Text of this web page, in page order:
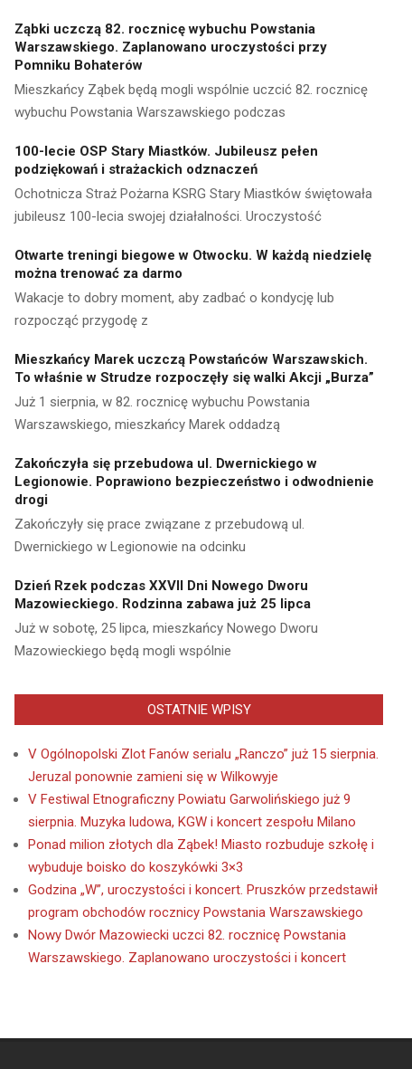
Ząbki uczczą 82. rocznicę wybuchu Powstania
Warszawskiego. Zaplanowano uroczystości przy
Pomniku Bohaterów
Mieszkańcy Ząbek będą mogli wspólnie uczcić 82. rocznicę
wybuchu Powstania Warszawskiego podczas
100-lecie OSP Stary Miastków. Jubileusz pełen
podziękowań i strażackich odznaczeń
Ochotnicza Straż Pożarna KSRG Stary Miastków świętowała
jubileusz 100-lecia swojej działalności. Uroczystość
Otwarte treningi biegowe w Otwocku. W każdą niedzielę
można trenować za darmo
Wakacje to dobry moment, aby zadbać o kondycję lub
rozpocząć przygodę z
Mieszkańcy Marek uczczą Powstańców Warszawskich.
To właśnie w Strudze rozpoczęły się walki Akcji „Burza”
Już 1 sierpnia, w 82. rocznicę wybuchu Powstania
Warszawskiego, mieszkańcy Marek oddadzą
Zakończyła się przebudowa ul. Dwernickiego w
Legionowie. Poprawiono bezpieczeństwo i odwodnienie
drogi
Zakończyły się prace związane z przebudową ul.
Dwernickiego w Legionowie na odcinku
Dzień Rzek podczas XXVII Dni Nowego Dworu
Mazowieckiego. Rodzinna zabawa już 25 lipca
Już w sobotę, 25 lipca, mieszkańcy Nowego Dworu
Mazowieckiego będą mogli wspólnie
OSTATNIE WPISY
V Ogólnopolski Zlot Fanów serialu „Ranczo” już 15 sierpnia.
Jeruzal ponownie zamieni się w Wilkowyje
V Festiwal Etnograficzny Powiatu Garwolińskiego już 9
sierpnia. Muzyka ludowa, KGW i koncert zespołu Milano
Ponad milion złotych dla Ząbek! Miasto rozbuduje szkołę i
wybuduje boisko do koszykówki 3×3
Godzina „W”, uroczystości i koncert. Pruszków przedstawił
program obchodów rocznicy Powstania Warszawskiego
Nowy Dwór Mazowiecki uczci 82. rocznicę Powstania
Warszawskiego. Zaplanowano uroczystości i koncert